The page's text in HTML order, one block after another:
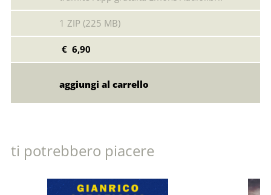
1 ZIP (225 MB)
€ 6,90
ti potrebbero piacere